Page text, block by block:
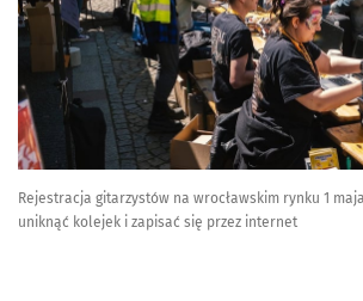
Rejestracja gitarzystów na wrocławskim rynku 1
uniknąć kolejek i zapisać się przez internet